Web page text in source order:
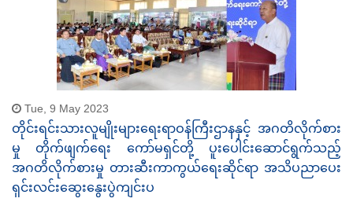
Tue, 9 May 2023
တိုင်းရင်းသားလူမျိုးများရေးရာဝန်ကြီးဌာနနှင့် အဂတိလိုက်စား
မှု တိုက်ဖျက်ရေး ကော်မရှင်တို့ ပူးပေါင်းဆောင်ရွက်သည့်
အဂတိလိုက်စားမှု တားဆီးကာကွယ်ရေးဆိုင်ရာ အသိပညာပေး
ရှင်းလင်းဆွေးနွေးပွဲကျင်းပ